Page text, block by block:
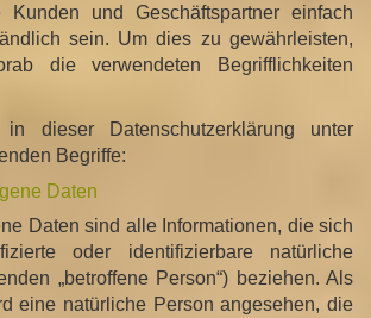
und Geschäftspartner einfach
sein. Um dies zu gewährleisten,
die verwendeten Begrifflichkeiten
dieser Datenschutzerklärung unter
Begriffe:
Daten
Daten sind alle Informationen, die sich
oder identifizierbare natürliche
„betroffene Person“) beziehen. Als
eine natürliche Person angesehen, die